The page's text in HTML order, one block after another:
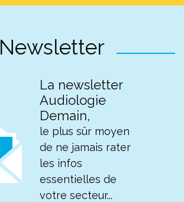
Newsletter
La newsletter
Audiologie
Demain,
le plus sûr moyen
de ne jamais rater
les infos
essentielles de
votre secteur...